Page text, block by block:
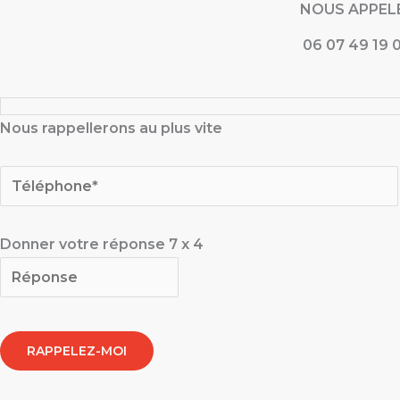
NOUS
06 07 49 19
Nous rappellerons au plus vite
Donner votre réponse 7 x 4